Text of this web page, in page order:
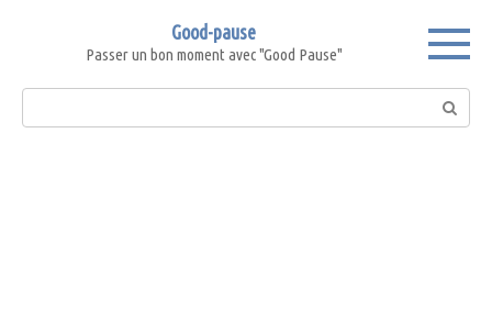
Good-pause
Passer un bon moment avec "Good Pause"
Search: